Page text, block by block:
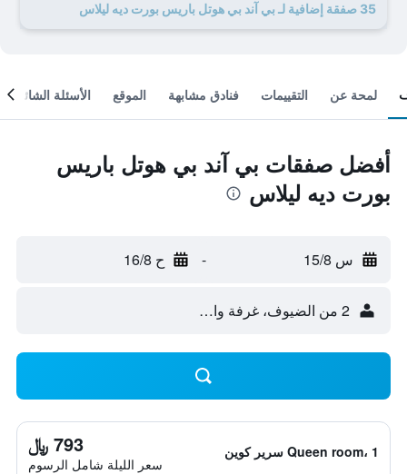
35 صفقة إضافية لـ بي آند بي هوتل باريس بورت ديه ليلاس
لمحة عن التقييمات فنادق مشابهة الموقع الأسئلة الشائعة
أفضل صفقات بي آند بي هوتل باريس
بورت ديه ليلاس
س 15/8 - ح 16/8
2 من الضيوف، غرفة واحدة
Queen room، 1 سرير كوين 793 ﷼
سعر الليلة شامل الرسوم